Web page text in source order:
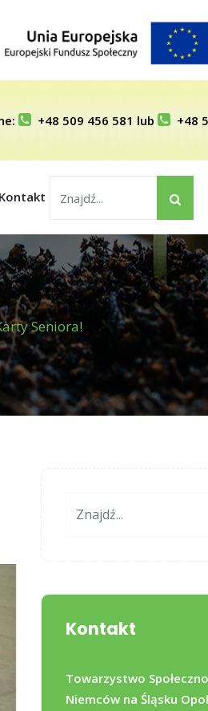
+48 509 456 581 lub +48
Kontakt
Seniora!
Kontakt
Towarzystwo
Niemców na Śląsku